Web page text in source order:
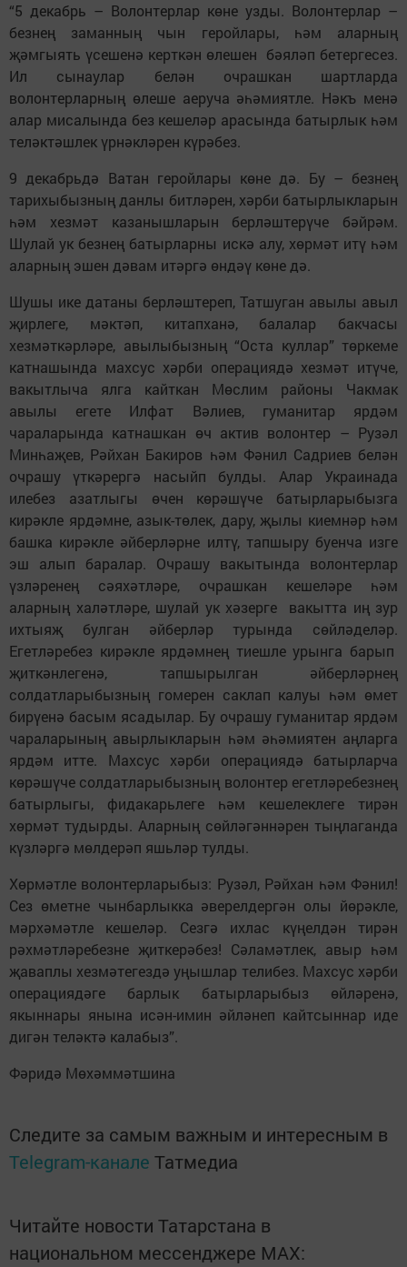
“5 декабрь – Волонтерлар көне узды. Волонтерлар –
безнең заманның чын геройлары, һәм аларның
җәмгыять үсешенә керткән өлешен бәяләп бетергесез.
Ил сынаулар белән очрашкан шартларда
волонтерларның өлеше аеруча әһәмиятле. Нәкъ менә
алар мисалында без кешеләр арасында батырлык һәм
теләктәшлек үрнәкләрен күрәбез.
9 декабрьдә Ватан геройлары көне дә. Бу – безнең
тарихыбызның данлы битләрен, хәрби батырлыкларын
һәм хезмәт казанышларын берләштерүче бәйрәм.
Шулай ук безнең батырларны искә алу, хөрмәт итү һәм
аларның эшен дәвам итәргә өндәү көне дә.
Шушы ике датаны берләштереп, Татшуган авылы авыл
җирлеге, мәктәп, китапханә, балалар бакчасы
хезмәткәрләре, авылыбызның “Оста куллар” төркеме
катнашында махсус хәрби операциядә хезмәт итүче,
вакытлыча ялга кайткан Мөслим районы Чакмак
авылы егете Илфат Вәлиев, гуманитар ярдәм
чараларында катнашкан өч актив волонтер – Рузәл
Минһаҗев, Рәйхан Бакиров һәм Фәнил Садриев белән
очрашу үткәрергә насыйп булды. Алар Украинада
илебез азатлыгы өчен көрәшүче батырларыбызга
кирәкле ярдәмне, азык-төлек, дару, җылы киемнәр һәм
башка кирәкле әйберләрне илтү, тапшыру буенча изге
эш алып баралар. Очрашу вакытында волонтерлар
үзләренең сәяхәтләре, очрашкан кешеләре һәм
аларның халәтләре, шулай ук хәзерге вакытта иң зур
ихтыяҗ булган әйберләр турында сөйләделәр.
Егетләребез кирәкле ярдәмнең тиешле урынга барып
җиткәнлегенә, тапшырылган әйберләрнең
солдатларыбызның гомерен саклап калуы һәм өмет
бирүенә басым ясадылар. Бу очрашу гуманитар ярдәм
чараларының авырлыкларын һәм әһәмиятен аңларга
ярдәм итте. Махсус хәрби операциядә батырларча
көрәшүче солдатларыбызның волонтер егетләребезнең
батырлыгы, фидакарьлеге һәм кешелеклеге тирән
хөрмәт тудырды. Аларның сөйләгәннәрен тыңлаганда
күзләргә мөлдерәп яшьләр тулды.
Хөрмәтле волонтерларыбыз: Рузәл, Рәйхан һәм Фәнил!
Сез өметне чынбарлыкка әверелдергән олы йөрәкле,
мәрхәмәтле кешеләр. Сезгә ихлас күңелдән тирән
рәхмәтләребезне җиткерәбез! Сәламәтлек, авыр һәм
җаваплы хезмәтегездә уңышлар телибез. Махсус хәрби
операциядәге барлык батырларыбыз өйләренә,
якыннары янына исән-имин әйләнеп кайтсыннар иде
дигән теләктә калабыз”.
Фәридә Мөхәммәтшина
Следите за самым важным и интересным в
Telegram-канале Татмедиа
Читайте новости Татарстана в
национальном мессенджере MАХ: